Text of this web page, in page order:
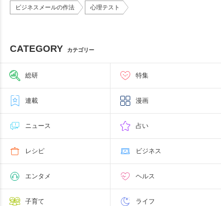
ビジネスメールの作法 心理テスト
CATEGORY カテゴリー
総研 特集
連載 漫画
ニュース 占い
レシピ ビジネス
エンタメ ヘルス
子育て ライフ